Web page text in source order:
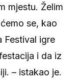
mjestu. Želim
se, kao
Festival igre
i da iz
– istakao je.